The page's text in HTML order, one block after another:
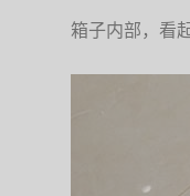
箱子内部，看